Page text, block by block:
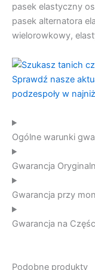
pasek elastyczny
pasek alternatora
wielorowkowy,
Ogólne warunki
Gwarancja
Gwarancja przy
Gwarancja na
Podobne produkty